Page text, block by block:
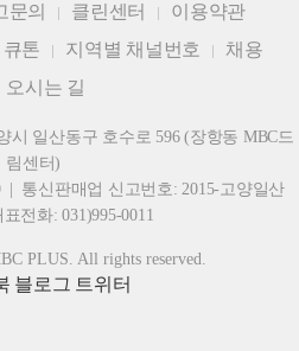
문의 클린센터
이용약관
큐톤 지역별 채널번호
채용
오시는 길
일산동구 호수로 596 (장항동 MBC드
림센터)
| 통신판매업 신고번호: 2015-고양일산
전화: 031)995-0011
PLUS. All rights reserved.
블로그 트위터